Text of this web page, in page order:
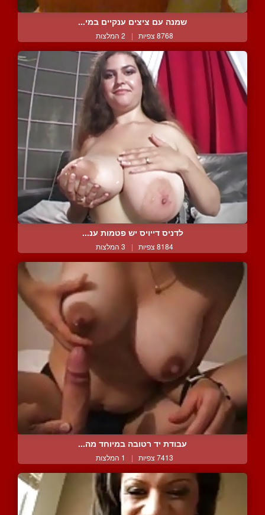
שמנה עם ציצים ענקיים במי...
8768 צפיות | 2 המלצות
לדניס דייויס יש פטמות ענ...
8184 צפיות | 3 המלצות
עבודת יד רטובה במיוחד מה...
7413 צפיות | 1 המלצות